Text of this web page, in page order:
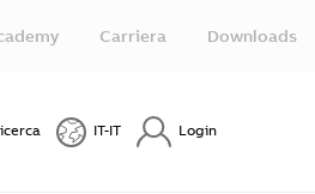
Carriera Downloads
IT-IT Login